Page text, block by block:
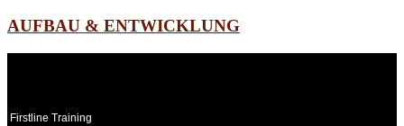
AUFBAU & ENTWICKLUNG
Firstline Training